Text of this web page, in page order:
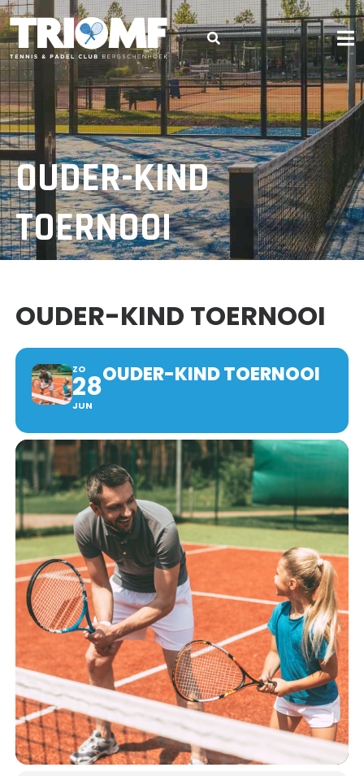
Skip
to
content
TENNIS & PADEL CLUB BERGSCHENHOEK
OUDER-KIND
TOERNOOI
OUDER-KIND TOERNOOI
ZO
28
JUN
OUDER-KIND TOERNOOI